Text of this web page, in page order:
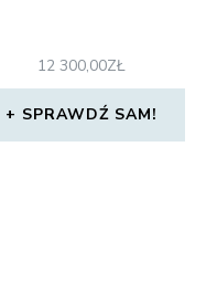
12 300,00ZŁ
SPRAWDŹ SAM!